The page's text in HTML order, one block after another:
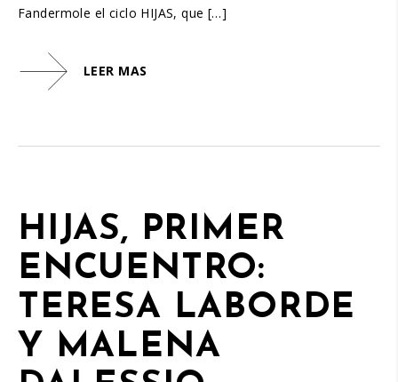
Fandermole el ciclo HIJAS, que […]
LEER MAS
HIJAS, PRIMER
ENCUENTRO:
TERESA LABORDE
Y MALENA